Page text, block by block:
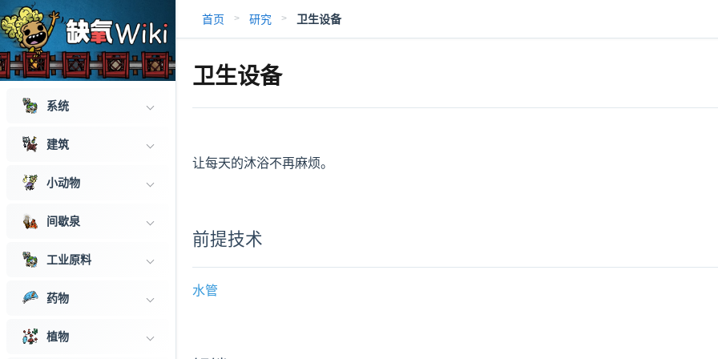
首页 > 研究 > 卫生设备
系统
建筑
小动物
间歇泉
工业原料
药物
植物
卫生设备
让每天的沐浴不再麻烦。
前提技术
水管